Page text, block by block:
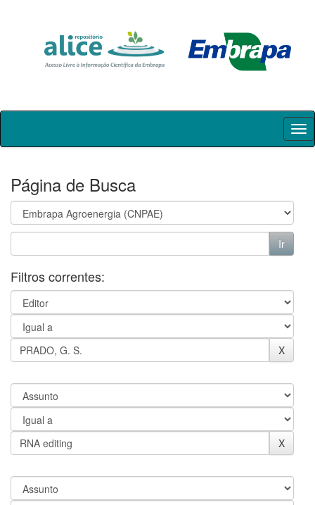
Skip
Página de Busca
Filtros correntes: